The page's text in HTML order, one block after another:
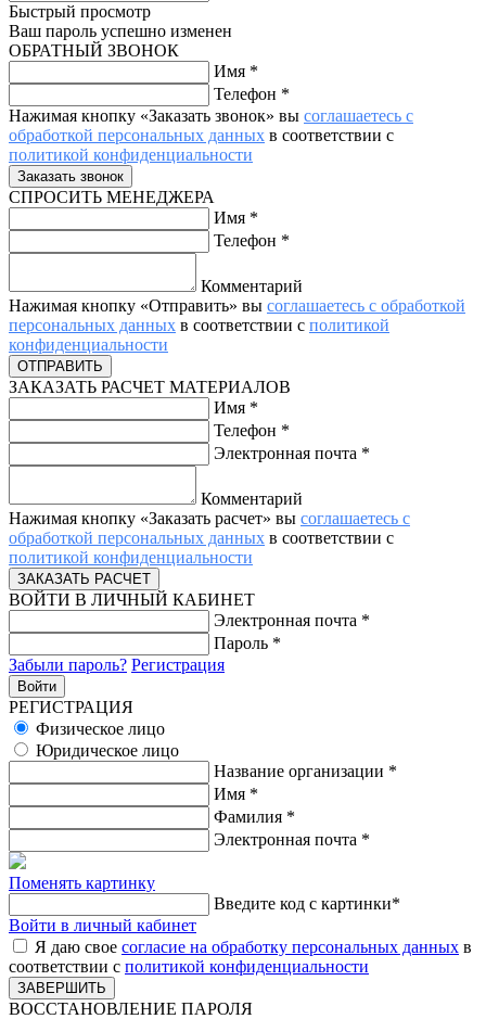
Быстрый просмотр
Ваш пароль успешно изменен
ОБРАТНЫЙ ЗВОНОК
Имя *
Телефон *
Нажимая кнопку «Заказать звонок» вы соглашаетесь с
обработкой персональных данных в соответствии с
политикой конфиденциальности
СПРОСИТЬ МЕНЕДЖЕРА
Имя *
Телефон *
Комментарий
Нажимая кнопку «Отправить» вы соглашаетесь с обработкой
персональных данных в соответствии с политикой
конфиденциальности
ЗАКАЗАТЬ РАСЧЕТ МАТЕРИАЛОВ
Имя *
Телефон *
Электронная почта *
Комментарий
Нажимая кнопку «Заказать расчет» вы соглашаетесь с
обработкой персональных данных в соответствии с
политикой конфиденциальности
ВОЙТИ В ЛИЧНЫЙ КАБИНЕТ
Электронная почта *
Пароль *
Забыли пароль? Регистрация
РЕГИСТРАЦИЯ
Физическое лицо
Юридическое лицо
Название организации *
Имя *
Фамилия *
Электронная почта *
Поменять картинку
Введите код с картинки*
Войти в личный кабинет
Я даю свое согласие на обработку персональных данных в
соответствии с политикой конфиденциальности
ВОССТАНОВЛЕНИЕ ПАРОЛЯ